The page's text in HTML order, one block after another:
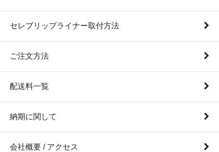
セレブリップライナー取付方法
ご注文方法
配送料一覧
納期に関して
会社概要 / アクセス